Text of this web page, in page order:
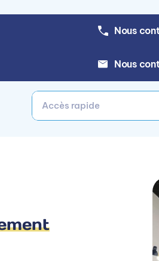
Nous
Nous
Accès rapide